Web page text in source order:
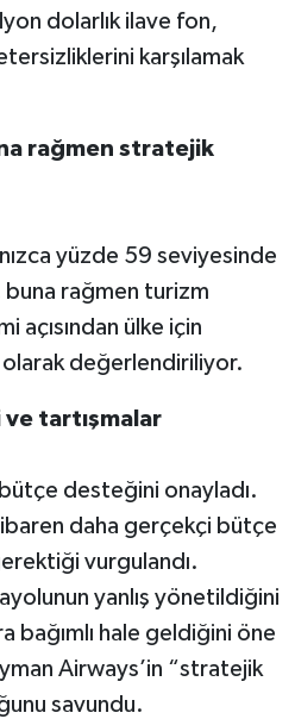
dolarlık ilave fon,
karşılamak
rağmen stratejik
yüzde 59 seviyesinde
rağmen turizm
açısından ülke için
değerlendiriliyor.
tartışmalar
desteğini onayladı.
daha gerçekçi bütçe
vurgulandı.
yanlış yönetildiğini
bağımlı hale geldiğini öne
Airways’in “stratejik
savundu.